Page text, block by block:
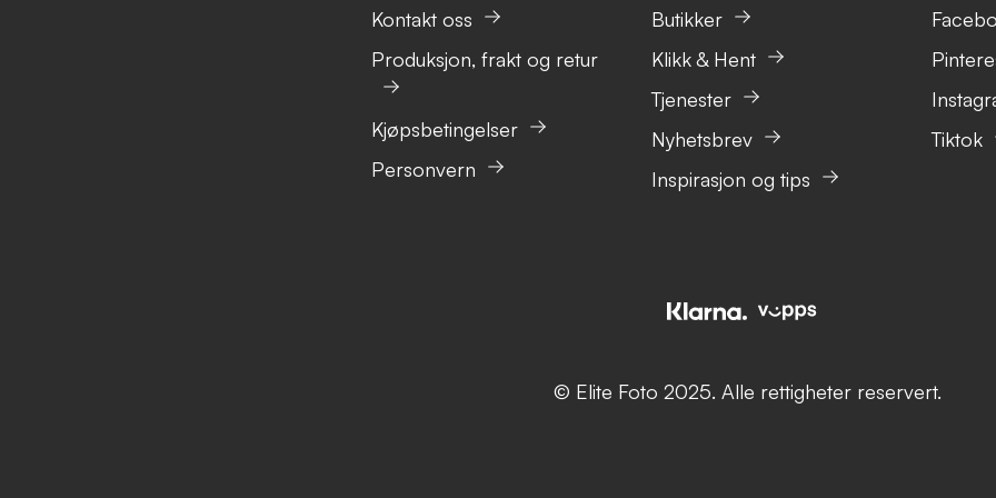
Kontakt oss
Produksjon, frakt og retur
Kjøpsbetingelser
Personvern
Butikker
Klikk & Hent
Tjenester
Nyhetsbrev
Inspirasjon og tips
Tiktok
© Elite Foto 2025. Alle rettigheter reservert.